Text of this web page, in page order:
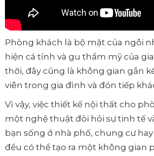
Phòng khách là bộ mặt của ngôi
hiện cá tính và gu thẩm mỹ của
thời, đây cũng là không gian gắn
viên trong gia đình và đón tiếp
Vì vậy, việc thiết kế nội thất cho
một nghệ thuật đòi hỏi sự tinh tế
bạn sống ở nhà phố, chung cư
đều có thể tạo ra một không gian